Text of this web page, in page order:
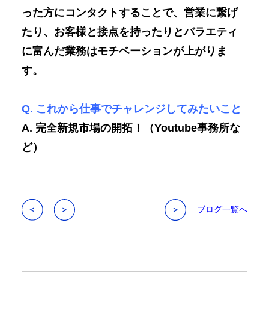
った方にコンタクトすることで、営業に繋げ
たり、お客様と接点を持ったりとバラエティ
に富んだ業務はモチベーションが上がりま
す。
Q. これから仕事でチャレンジしてみたいこと
A. 完全新規市場の開拓！（Youtube事務所な
ど）
ブログ一覧へ